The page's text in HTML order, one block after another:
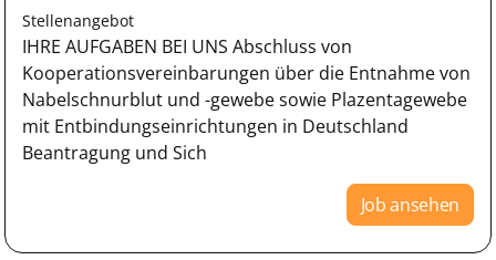
Stellenangebot
IHRE AUFGABEN BEI UNS Abschluss von
Kooperationsvereinbarungen über die Entnahme von
Nabelschnurblut und -gewebe sowie Plazentagewebe
mit Entbindungseinrichtungen in Deutschland
Beantragung und Sich
Job ansehen